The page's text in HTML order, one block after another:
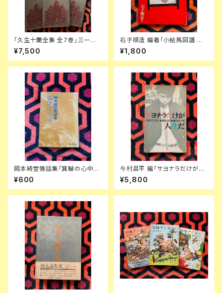
「久生十蘭全集 全7巻」三一書
房 編集委員:大佛次郎 荒正人
安部公房 中井英夫 3巻のみ月
報欠
¥7,500
石子順造 編著「小絵馬図譜 封
じこめられた民衆の祈り」函入り
装幀:浅井努 芳賀書店 キッチュ
¥1,800
岡本綺堂情話集「箕輪の心中」
解説:岡本経一 旺文社文庫
¥600
今村昌平 編「サヨナラだけが人
生だ 映画監督川島雄三の一生」
初版 ノーベル書房 フランキー堺
若尾文子
¥5,800